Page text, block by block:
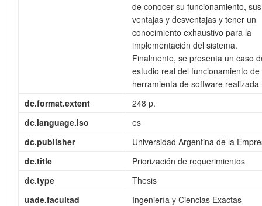
de conocer su funcionamiento, sus
ventajas y desventajas y tener un
conocimiento exhaustivo para la
implementación del sistema.
Finalmente, se presenta un caso
estudio real del funcionamiento de
herramienta de software realizada
dc.format.extent
248 p.
dc.language.iso
es
dc.publisher
Universidad Argentina de la
dc.title
Priorización de requerimientos
dc.type
Thesis
uade.facultad
Ingeniería y Ciencias Exactas